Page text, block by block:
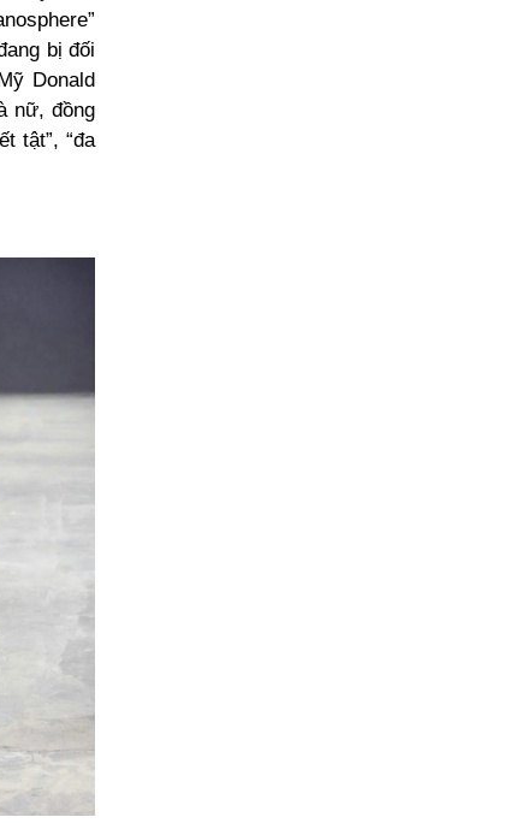
bị đối
Donald
nữ, đồng
tật”, “đa